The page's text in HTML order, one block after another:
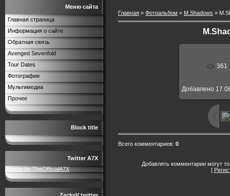
Меню сайта
Главная страница
Информация о сайте
Обратная связь
Avenged Sevenfold
Tour Dates
Фотографии
Мультимедиа
Прочее
Block title
Twitter A7X
Tweets by TheOfficialA7X
Главная » Фотоальбом » M.Shadows »
В 361
Добавлено
Всего комментариев: 0
Добавлять комментарии могут
[